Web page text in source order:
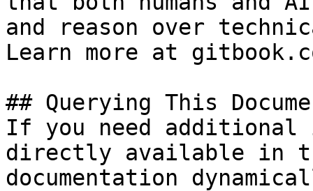
and reason over
Learn more at
## Querying This
If you need
directly available in
documentation